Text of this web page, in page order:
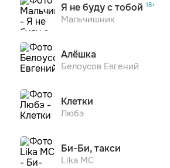
Я не буду с тобой
Мальчишник
Алёшка
Белоусов Евгений
Клетки
Любэ
Би-Би, такси
Lika MC